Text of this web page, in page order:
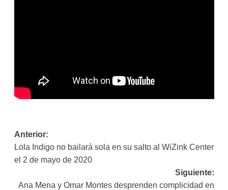
Navegación
de
entradas
Anterior:
Lola Indigo no bailará sola en su salto al WiZink Center
el 2 de mayo de 2020
Siguiente:
Ana Mena y Omar Montes desprenden complicidad en